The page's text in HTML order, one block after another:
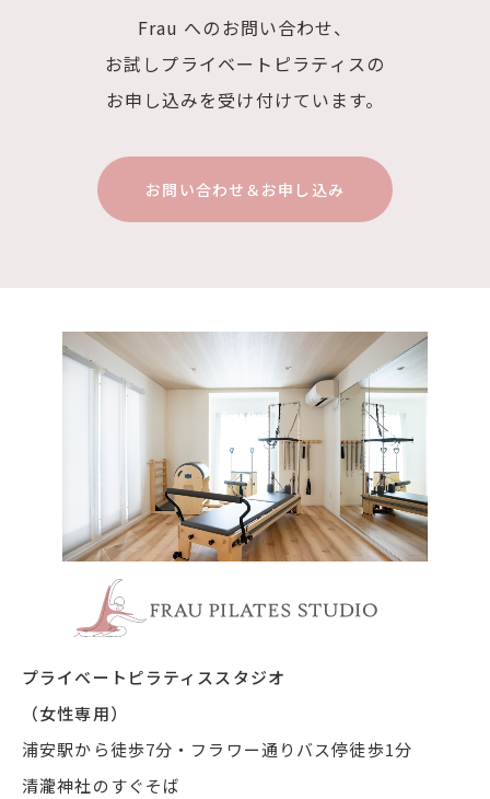
Frau へのお問い合わせ、
お試しプライベートピラティスの
お申し込みを受け付けています。
お問い合わせ＆お申し込み
プライベートピラティススタジオ
（女性専用）
浦安駅から徒歩7分・フラワー通りバス停徒歩1分
清瀧神社のすぐそば